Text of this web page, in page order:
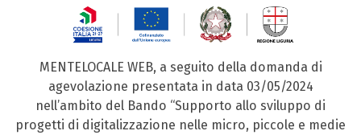
MENTELOCALE WEB, a seguito della domanda di
agevolazione presentata in data 03/05/2024
nell’ambito del Bando “Supporto allo sviluppo di
progetti di digitalizzazione nelle micro, piccole e medie